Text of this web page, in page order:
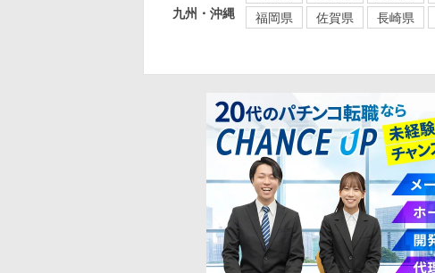
九州・沖縄
福岡県 佐賀県 長崎県